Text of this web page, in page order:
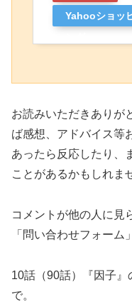
Yahooショッ
お読みいただきありが
ば感想、アドバイス等
あったら反応したり、
ことがあるかもしれ
コメントが他の人に見
「問い合わせフォーム
10話（90話）『因子
で。